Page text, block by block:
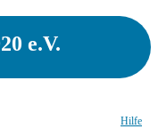
e.V.
Hilfe